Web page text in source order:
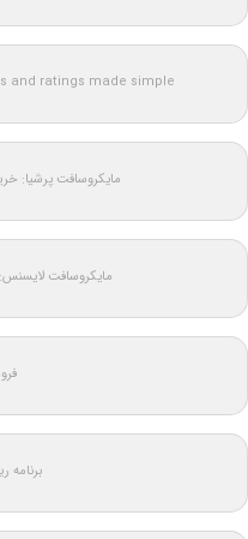
and ratings made simple
مایکروسافت پرشیا:
مایکروسافت لایسنس: MicrosoftLicense.com